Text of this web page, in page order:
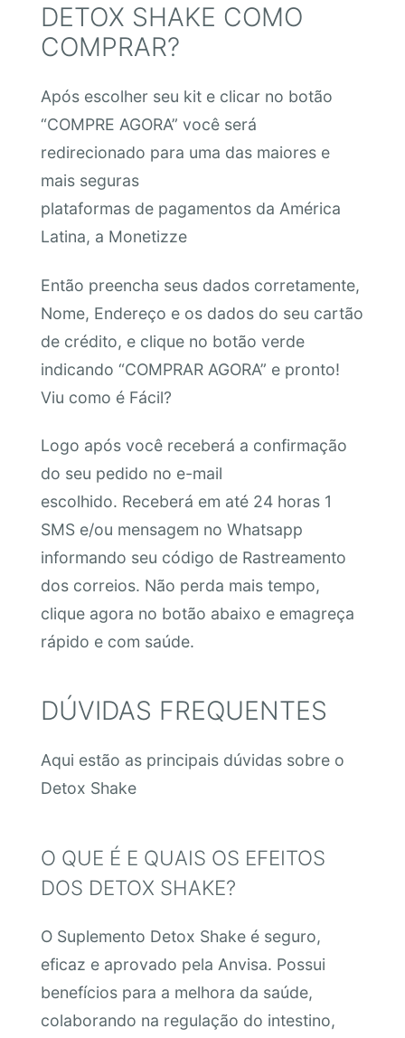
DETOX SHAKE COMO
COMPRAR?
Após escolher seu kit e clicar no botão
“COMPRE AGORA” você será
redirecionado para uma das maiores e
mais seguras
plataformas de pagamentos da América
Latina, a Monetizze
Então preencha seus dados corretamente,
Nome, Endereço e os dados do seu cartão
de crédito, e clique no botão verde
indicando “COMPRAR AGORA” e pronto!
Viu como é Fácil?
Logo após você receberá a confirmação
do seu pedido no e-mail
escolhido. Receberá em até 24 horas 1
SMS e/ou mensagem no Whatsapp
informando seu código de Rastreamento
dos correios. Não perda mais tempo,
clique agora no botão abaixo e emagreça
rápido e com saúde.
DÚVIDAS FREQUENTES
Aqui estão as principais dúvidas sobre o
Detox Shake
O QUE É E QUAIS OS EFEITOS
DOS DETOX SHAKE?
O Suplemento Detox Shake é seguro,
eficaz e aprovado pela Anvisa. Possui
benefícios para a melhora da saúde,
colaborando na regulação do intestino,